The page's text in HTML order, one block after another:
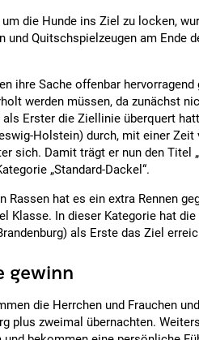
die Hunde ins Ziel zu locken,
und Quitschspielzeugen am Ende
ihre Sache offenbar
werden müssen, da zunächst
Erster die Ziellinie überquert
Holstein) durch, mit einer Zeit
sich. Damit trägt er nun den Titel
„Standard-Dackel“.
Rassen hat es ein extra Rennen
Klasse. In dieser Kategorie hat
als Erste das Ziel
gewinn
die Herrchen und Frauchen
plus zweimal übernachten.